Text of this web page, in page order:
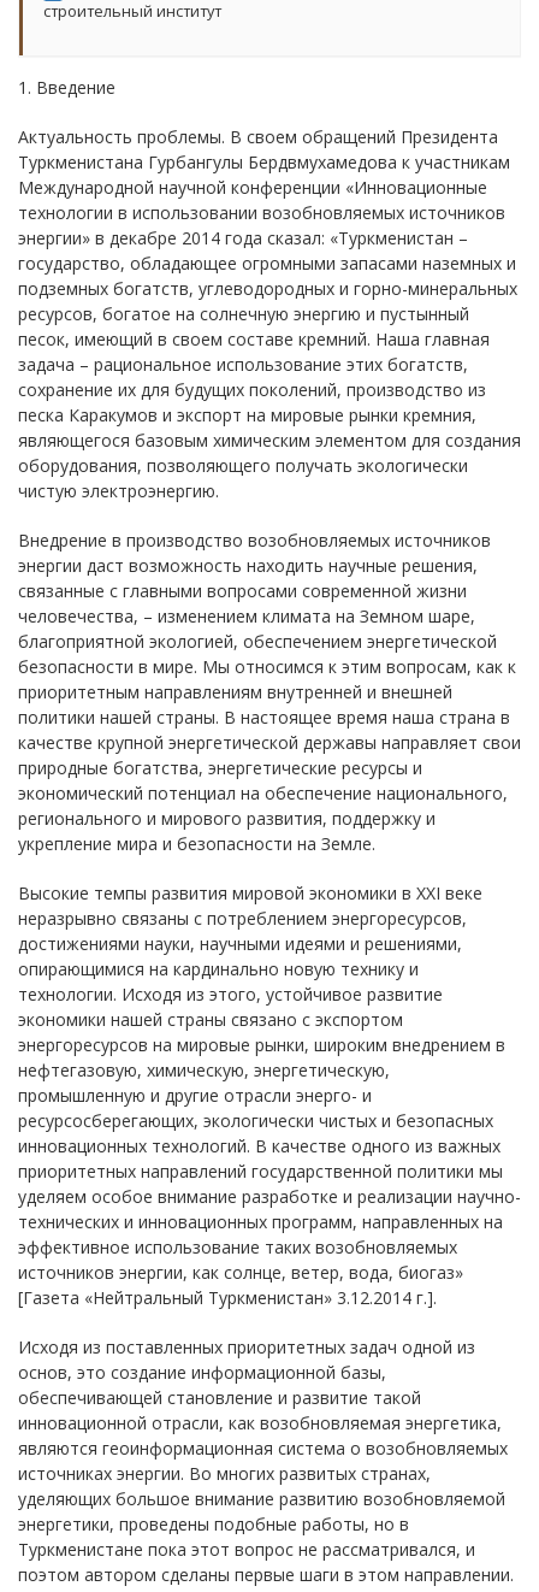
строительный институт
1. Введение
Актуальность проблемы. В своем обращений Президента
Туркменистана Гурбангулы Бердвмухамедова к участникам
Международной научной конференции «Инновационные
технологии в использовании возобновляемых источников
энергии» в декабре 2014 года сказал: «Туркменистан –
государство, обладающее огромными запасами наземных и
подземных богатств, углеводородных и горно-минеральных
ресурсов, богатое на солнечную энергию и пустынный
песок, имеющий в своем составе кремний. Наша главная
задача – рациональное использование этих богатств,
сохранение их для будущих поколений, производство из
песка Каракумов и экспорт на мировые рынки кремния,
являющегося базовым химическим элементом для создания
оборудования, позволяющего получать экологически
чистую электроэнергию.
Внедрение в производство возобновляемых источников
энергии даст возможность находить научные решения,
связанные с главными вопросами современной жизни
человечества, – изменением климата на Земном шаре,
благоприятной экологией, обеспечением энергетической
безопасности в мире. Мы относимся к этим вопросам, как к
приоритетным направлениям внутренней и внешней
политики нашей страны. В настоящее время наша страна в
качестве крупной энергетической державы направляет свои
природные богатства, энергетические ресурсы и
экономический потенциал на обеспечение национального,
регионального и мирового развития, поддержку и
укрепление мира и безопасности на Земле.
Высокие темпы развития мировой экономики в XXI веке
неразрывно связаны с потреблением энергоресурсов,
достижениями науки, научными идеями и решениями,
опирающимися на кардинально новую технику и
технологии. Исходя из этого, устойчивое развитие
экономики нашей страны связано с экспортом
энергоресурсов на мировые рынки, широким внедрением в
нефтегазовую, химическую, энергетическую,
промышленную и другие отрасли энерго- и
ресурсосберегающих, экологически чистых и безопасных
инновационных технологий. В качестве одного из важных
приоритетных направлений государственной политики мы
уделяем особое внимание разработке и реализации научно-
технических и инновационных программ, направленных на
эффективное использование таких возобновляемых
источников энергии, как солнце, ветер, вода, биогаз»
[Газета «Нейтральный Туркменистан» 3.12.2014 г.].
Исходя из поставленных приоритетных задач одной из
основ, это создание информационной базы,
обеспечивающей становление и развитие такой
инновационной отрасли, как возобновляемая энергетика,
являются геоинформационная система о возобновляемых
источниках энергии. Во многих развитых странах,
уделяющих большое внимание развитию возобновляемой
энергетики, проведены подобные работы, но в
Туркменистане пока этот вопрос не рассматривался, и
поэтом автором сделаны первые шаги в этом направлении.